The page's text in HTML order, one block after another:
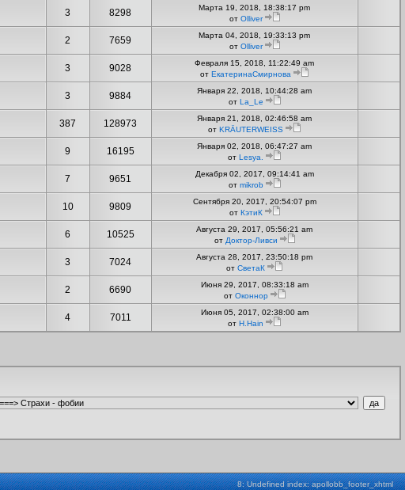
3 8298
Марта 19, 2018, 18:38:17 pm
от Olliver
2 7659
Марта 04, 2018, 19:33:13 pm
от Olliver
3 9028
Февраля 15, 2018, 11:22:49 am
от ЕкатеринаСмирнова
3 9884
Января 22, 2018, 10:44:28 am
от La_Le
387 128973
Января 21, 2018, 02:46:58 am
от KRÄUTERWEISS
9 16195
Января 02, 2018, 06:47:27 am
от Lesya.
7 9651
Декабря 02, 2017, 09:14:41 am
от mikrob
10 9809
Сентября 20, 2017, 20:54:07 pm
от КэтиК
6 10525
Августа 29, 2017, 05:56:21 am
от Доктор-Ливси
3 7024
Августа 28, 2017, 23:50:18 pm
от СветаК
2 6690
Июня 29, 2017, 08:33:18 am
от Оконнор
4 7011
Июня 05, 2017, 02:38:00 am
от H.Hain
8: Undefined index: apollobb_footer_xhtml